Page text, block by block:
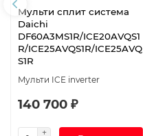
Мульти сплит система
Daichi
DF60A3MS1R/ICE20AVQS1
R/ICE25AVQS1R/ICE25AVQ
S1R
Мульти ICE inverter
140 700 ₽